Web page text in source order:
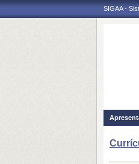
SIGAA -